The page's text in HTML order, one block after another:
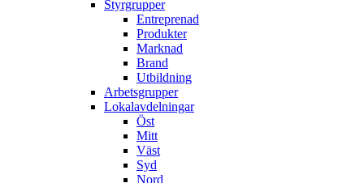
Styrgrupper
Entreprenad
Produkter
Marknad
Brand
Utbildning
Arbetsgrupper
Lokalavdelningar
Öst
Mitt
Väst
Syd
Nord